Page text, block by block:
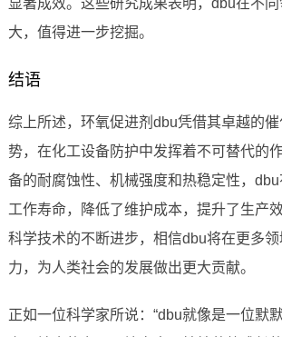
显著成效。这些研究成果表明，dbu在不
大，值得进一步挖掘。
结语
综上所述，环氧促进剂dbu凭借其卓越的
势，在化工设备防护中发挥着不可替代的
备的耐腐蚀性、机械强度和热稳定性，
工作寿命，降低了维护成本，提升了生产
科学技术的不断进步，相信dbu将在更多
力，为人类社会的发展做出更大贡献。
正如一位科学家所说：“dbu就像是一位默